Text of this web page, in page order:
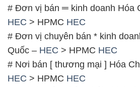
# Đơn vị bán ═ kinh doanh Hóa
HEC > HPMC HEC
# Đơn vị chuyên bán * kinh
Quốc – HEC > HPMC HEC
# Nơi bán [ thương mại ] Hóa
HEC > HPMC HEC